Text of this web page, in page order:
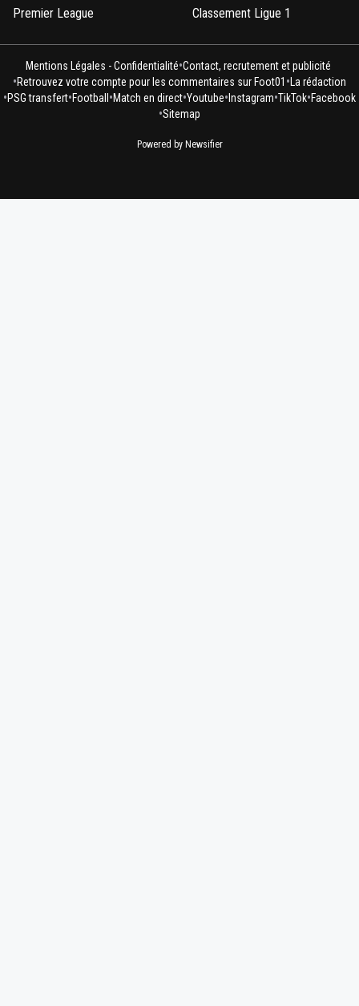
Premier League
Classement Ligue 1
Mentions Légales - Confidentialité•Contact, recrutement et publicité
•Retrouvez votre compte pour les commentaires sur Foot01 •La rédaction
•PSG transfert•Football •Match en direct•Youtube• Instagram•TikTok•Facebook
•Sitemap
Powered by Newsifier